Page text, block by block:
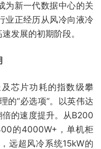
为新一代数据中心的关
业正经历从风冷向液冷
发展的初期阶段。
芯片功耗的指数级攀
的“必选项”。以英伟达
的速度提升。从B200
的4000W+，单机柜
远超风冷系统15kW的